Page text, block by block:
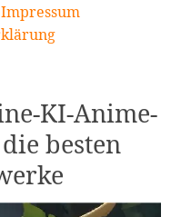
Impressum
KI-Anime-
besten